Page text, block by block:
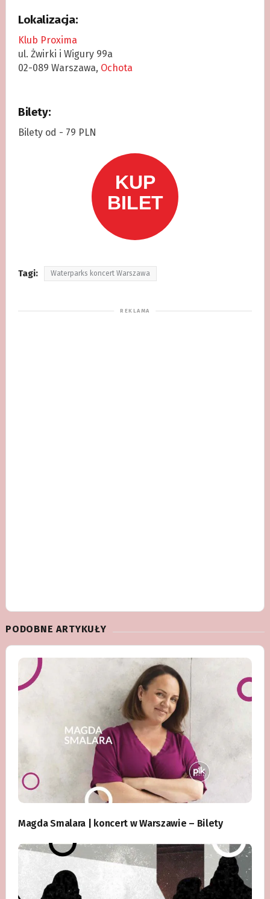
Lokalizacja:
Klub Proxima
ul. Żwirki i Wigury 99a
02-089 Warszawa, Ochota
Bilety:
Bilety od - 79 PLN
Tagi: Waterparks koncert Warszawa
PODOBNE ARTYKUŁY
Magda Smalara | koncert w Warszawie – Bilety